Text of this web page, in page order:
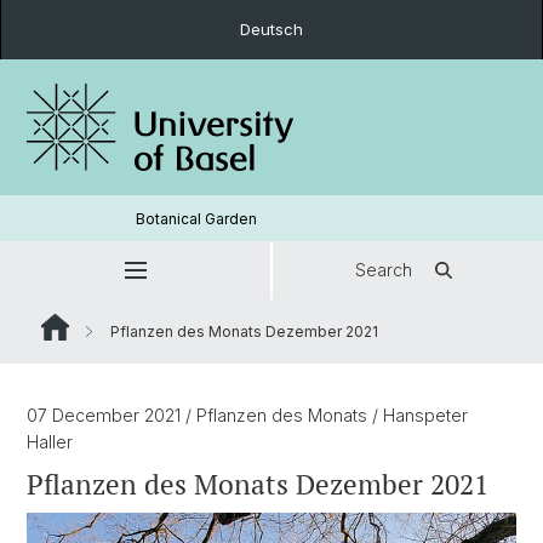
Deutsch
Botanical Garden
Search
Pflanzen des Monats Dezember 2021
07 December 2021 / Pflanzen des Monats / Hanspeter
Haller
Pflanzen des Monats Dezember 2021